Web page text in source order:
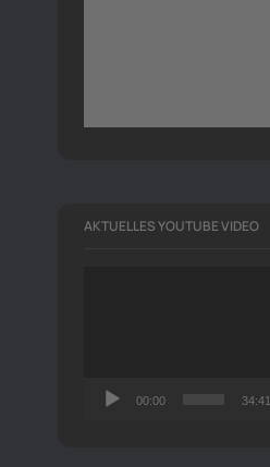
AKTUELLES YOUTUBE VIDEO
00:00 34:41